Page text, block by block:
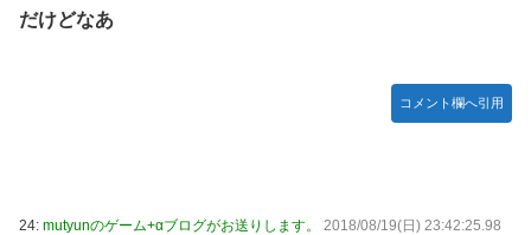
だけどなあ
コメント欄へ引用
24: mutyunのゲーム+αブログがお送りします。
2018/08/19(日) 23:42:25.98